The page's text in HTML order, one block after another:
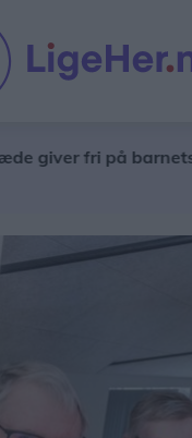
fri på barnets første